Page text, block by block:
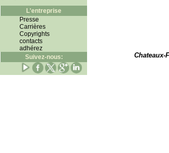
L'entreprise
Presse
Carrières
Copyrights
contacts
adhérez
Suivez-nous:
Chateaux-